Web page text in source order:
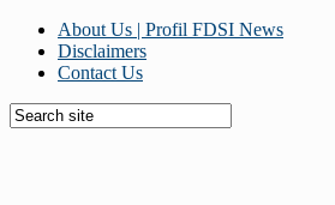
About Us | Profil FDSI News
Disclaimers
Contact Us